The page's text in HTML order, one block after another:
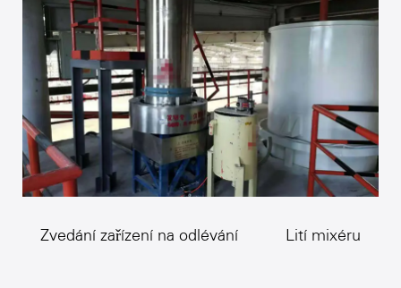
Zvedání zařízení na odlévání Lití mixéru